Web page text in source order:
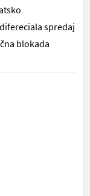
spredaj
blokada